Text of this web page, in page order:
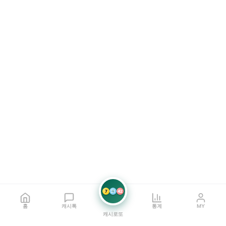
홈 캐시톡
7 21 42
캐시로또
통계 MY